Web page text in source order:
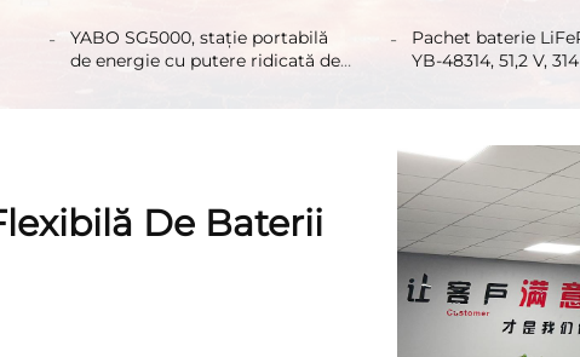
energiei din litiu pentru aplicații
solare, off-grid, rulote, marine
cu baterie
portabilă de
YABO SG5000, stație portabilă
de energie cu putere ridicată de
încărcare rapidă pentru rezervă
Pachet baterie
YB-48314, 51,2 V,
De Baterii